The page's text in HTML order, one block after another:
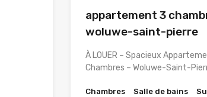
appartement 3
woluwe-saint-pierre
À LOUER – Spacieux
Chambres – Woluwe-Saint-
Chambres
Salle de bains